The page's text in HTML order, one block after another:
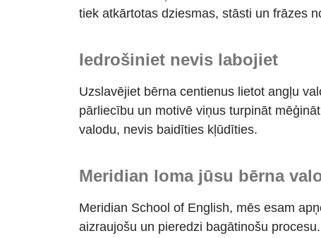
tiek atkārtotas dziesmas, stāsti un frāzes
Iedrošiniet nevis labojiet
Uzslavējiet bērna centienus lietot angļu
pārliecību un motivē viņus turpināt
valodu, nevis baidīties kļūdīties.
Meridian loma jūsu bērna
Meridian School of English, mēs esam
aizraujošu un pieredzi bagātinošu